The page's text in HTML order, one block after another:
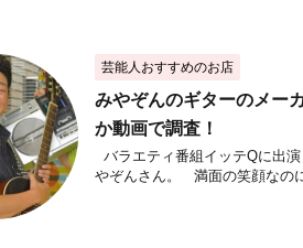
芸能人おすすめのお店
みやぞんのギターのメー
か動画で調査！
バラエティ番組イッテQに出
やぞんさん。 満面の笑顔なの